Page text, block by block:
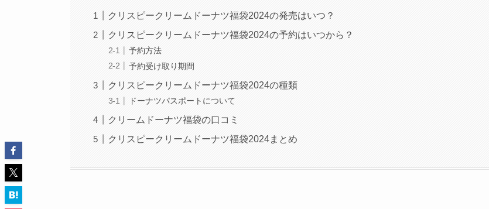
クリスピークリームドーナツ福袋2024の発売はいつ？
クリスピークリームドーナツ福袋2024の予約はいつから？
予約方法
予約受け取り期間
クリスピークリームドーナツ福袋2024の種類
ドーナツパスポートについて
クリームドーナツ福袋の口コミ
クリスピークリームドーナツ福袋2024まとめ